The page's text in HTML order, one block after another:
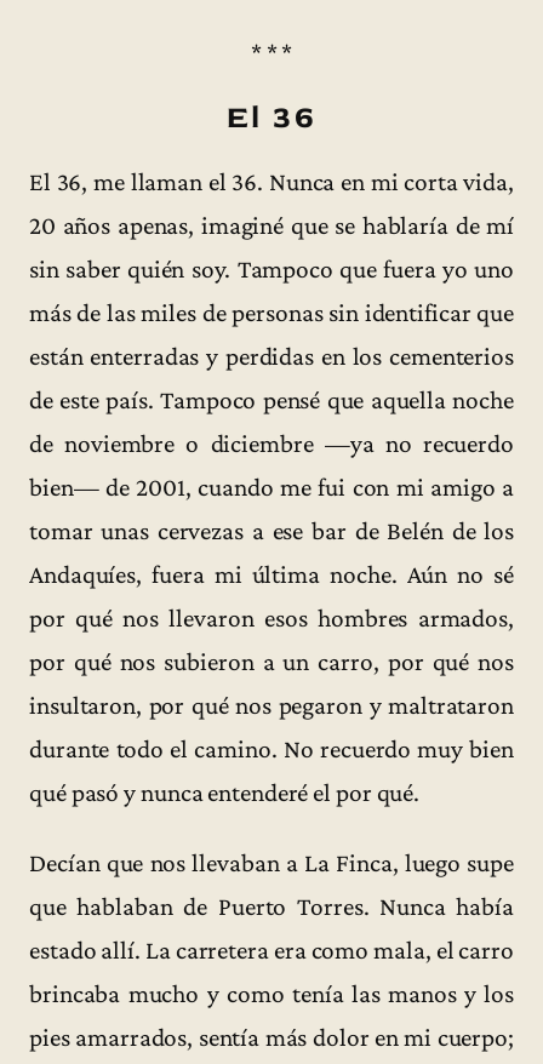
* * *
El 36
El 36, me llaman el 36. Nunca en mi corta vida,
20 años apenas, imaginé que se hablaría de mí
sin saber quién soy. Tampoco que fuera yo uno
más de las miles de personas sin identificar que
están enterradas y perdidas en los cementerios
de este país. Tampoco pensé que aquella noche
de noviembre o diciembre —ya no recuerdo
bien— de 2001, cuando me fui con mi amigo a
tomar unas cervezas a ese bar de Belén de los
Andaquíes, fuera mi última noche. Aún no sé
por qué nos llevaron esos hombres armados,
por qué nos subieron a un carro, por qué nos
insultaron, por qué nos pegaron y maltrataron
durante todo el camino. No recuerdo muy bien
qué pasó y nunca entenderé el por qué.
Decían que nos llevaban a La Finca, luego supe
que hablaban de Puerto Torres. Nunca había
estado allí. La carretera era como mala, el carro
brincaba mucho y como tenía las manos y los
pies amarrados, sentía más dolor en mi cuerpo;